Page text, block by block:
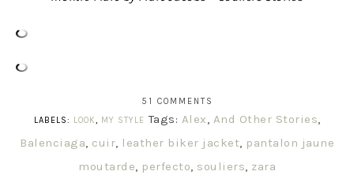
51 COMMENTS
LABELS:
LOOK, MY STYLE Tags: Alex, And Other Stories,
Balenciaga, cuir, leather biker jacket, pantalon jaune
moutarde, perfecto, souliers, zara